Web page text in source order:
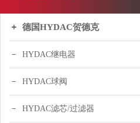
德国HYDAC贺德克
HYDAC继电器
HYDAC球阀
HYDAC滤芯/过滤器